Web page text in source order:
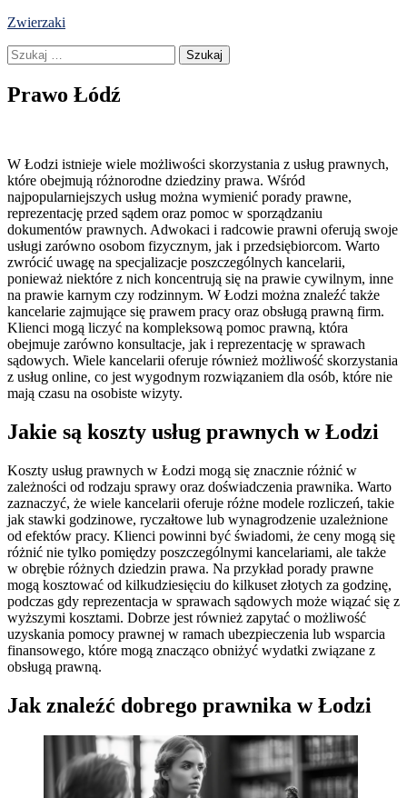
Skip
content
Zwierzaki
Szukaj:
Prawo Łódź
W Łodzi istnieje wiele możliwości skorzystania z usług prawnych,
które obejmują różnorodne dziedziny prawa. Wśród
najpopularniejszych usług można wymienić porady prawne,
reprezentację przed sądem oraz pomoc w sporządzaniu
dokumentów prawnych. Adwokaci i radcowie prawni oferują swoje
usługi zarówno osobom fizycznym, jak i przedsiębiorcom. Warto
zwrócić uwagę na specjalizacje poszczególnych kancelarii,
ponieważ niektóre z nich koncentrują się na prawie cywilnym, inne
na prawie karnym czy rodzinnym. W Łodzi można znaleźć także
kancelarie zajmujące się prawem pracy oraz obsługą prawną firm.
Klienci mogą liczyć na kompleksową pomoc prawną, która
obejmuje zarówno konsultacje, jak i reprezentację w sprawach
sądowych. Wiele kancelarii oferuje również możliwość skorzystania
z usług online, co jest wygodnym rozwiązaniem dla osób, które nie
mają czasu na osobiste wizyty.
Jakie są koszty usług prawnych w Łodzi
Koszty usług prawnych w Łodzi mogą się znacznie różnić w
zależności od rodzaju sprawy oraz doświadczenia prawnika. Warto
zaznaczyć, że wiele kancelarii oferuje różne modele rozliczeń, takie
jak stawki godzinowe, ryczałtowe lub wynagrodzenie uzależnione
od efektów pracy. Klienci powinni być świadomi, że ceny mogą się
różnić nie tylko pomiędzy poszczególnymi kancelariami, ale także
w obrębie różnych dziedzin prawa. Na przykład porady prawne
mogą kosztować od kilkudziesięciu do kilkuset złotych za godzinę,
podczas gdy reprezentacja w sprawach sądowych może wiązać się z
wyższymi kosztami. Dobrze jest również zapytać o możliwość
uzyskania pomocy prawnej w ramach ubezpieczenia lub wsparcia
finansowego, które mogą znacząco obniżyć wydatki związane z
obsługą prawną.
Jak znaleźć dobrego prawnika w Łodzi